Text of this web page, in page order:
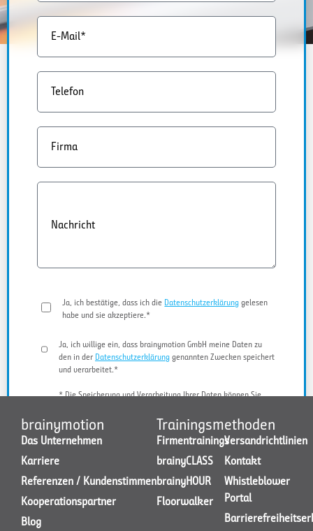
E-Mail*
Telefon
Firma
Nachricht
Ja, ich bestätige, dass ich die Datenschutzerklärung gelesen
habe und sie akzeptiere.*
Ja, ich willige ein, dass brainymotion GmbH meine Daten zu
den in der Datenschutzerklärung genannten Zwecken speichert
und verarbeitet.*
* Die Speicherung und Verarbeitung Ihrer Daten können Sie
JETZT KONTAKT AUFNEHMEN
brainymotion
Das Unternehmen
Karriere
Referenzen / Kundenstimmen
Kooperationspartner
Blog
Trainingsmethoden
Firmentrainings
brainyCLASS
brainyHOUR
Floorwalker
Versandrichtlinien
Kontakt
Whistleblower
Portal